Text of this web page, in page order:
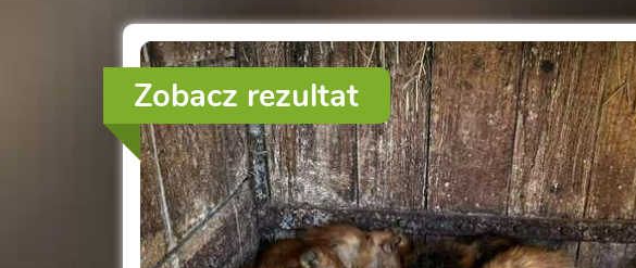
Zobacz rezultat